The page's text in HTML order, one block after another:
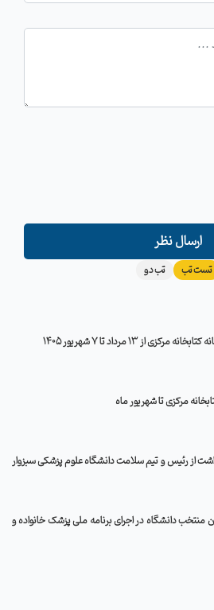
ارسال نظر
تست تب تب دو
از 13 مرداد تا 7 شهریور 1405
مرکزی تا شهریور ماه
از رئیس و تیم سلامت دانشگاه علوم پزشکی سبزوار
منتخب دانشگاه در اجرای برنامه ملی پزشک خانواده و